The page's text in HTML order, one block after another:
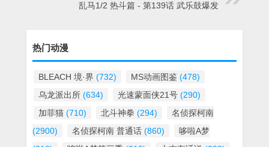
乱马1/2 热斗篇 - 第139话 武乐鼓爆发
热门动漫
BLEACH 境·界 (732) MS动画图鉴 (478)
乌龙派出所 (634) 光速蒙面侠21号 (290)
加菲猫 (710) 北斗神拳 (294)
名侦探柯南
(2900)
名侦探柯南 普通话 (860)
哆啦A梦